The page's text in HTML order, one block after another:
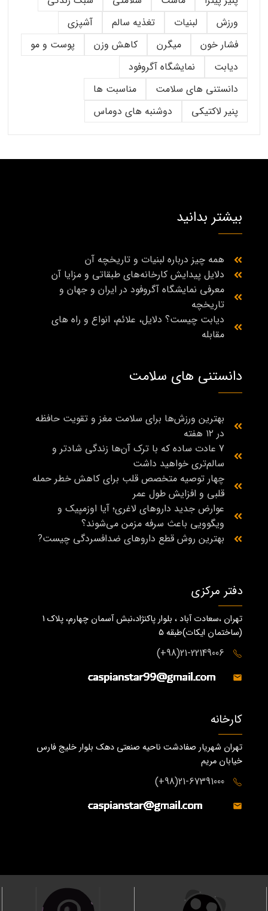
ورزش
لبنیات تغذیه سالم
آشپزی
فشار خون
میگرن کاهش وزن
پوست و مو
دیابت
نمایشگاه آگروفود
دانستنی های سلامت
مناسبت ها
پنیر لاکتیکی
دوشنبه های دوماس
بیشتر بدانید
همه چیز درباره لبنیات و تاریخچه آن
دلایل پیدایش کارخانه‌های طبقاتی و مزایا آن
معرفی نمایشگاه آگروفود در ایران و جهان و
تاریخچه
دیابت چیست؟ دلایل، علائم، انواع و راه‌ های
مقابله
دانستنی های سلامت
بهترین ورزش‌ها برای سلامت مغز و تقویت حافظه
در ۱۲ هفته
7 عادت ساده که با ترک آن‌ها زندگی شادتر و
سالم‌تری خواهید داشت
چهار توصیه متخصص قلب برای کاهش خطر حمله
قلبی و افزایش طول عمر
عوارض جدید داروهای لاغری؛ آیا اوزمپیک و
ویگوویی باعث سرفه مزمن می‌شوند؟
بهترین روش قطع داروهای ضدافسردگی چیست?
دفتر مرکزی
تهران ،سعادت آباد ، بلوار پاکنژاد،نبش آسمان چهارم، پلاک 1
(ساختمان ايكات)طبقه ٥
21-22149006(98+)
کارخانه
تهران شهریار صفادشت ناحیه صنعتی دهک بلوار خلیج فارس
خیابان مریم
21-67391000(98+)